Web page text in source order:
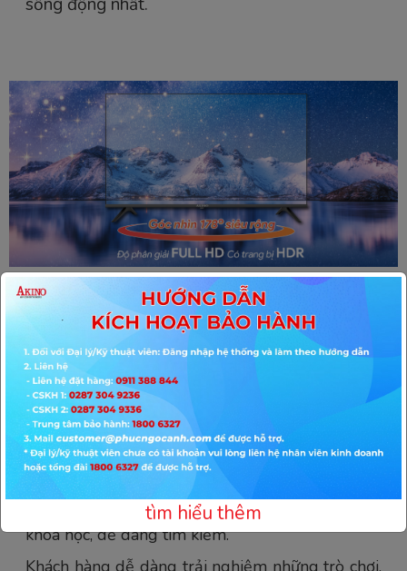
Kho ứng dụng " Khủng "
Hệ điều hành Android 9.0 hiện đại dễ sử dụng,
với kho ứng dụng đa tiện ích, phong phú.
Các mục trên giao diện Tivi Akino được sắp xếp
khoa học, dễ dàng tìm kiếm.
Khách hàng dễ dàng trải nghiệm những trò chơi,
tìm hiểu thêm